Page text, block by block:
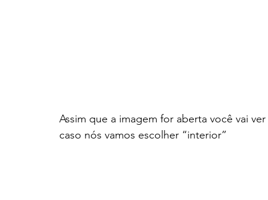
Assim que a imagem for aberta você vai
caso nós vamos escolher “interior”